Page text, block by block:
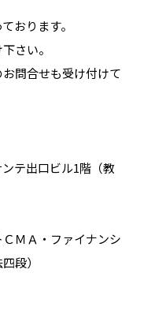
おります。
さい。
問合せも受け付けて
テ出口ビル1階（教
ＭＡ・ファイナンシ
段）